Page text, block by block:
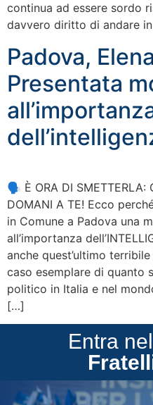
continua ad essere sordo
davvero diritto di andare
Padova,
Presentata
🗣 È ORA DI SMETTERLA:
DOMANI A TE! Ecco
in Comune a Padova una
all’importanza
anche quest’ultimo
caso esemplare di quanto
politico in Italia e nel
[…]
Entra